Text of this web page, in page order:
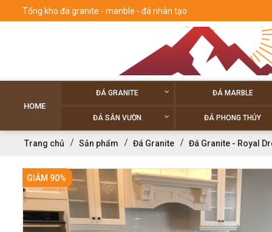
Tổng kho đá granite - manble - đá nhân tạo
HOME
ĐÁ GRANITE ĐÁ MARBLE
ĐÁ SÂN VƯỜN ĐÁ PHONG THỦY
Trang chủ Sản phẩm Đá Granite Đá Granite - Royal
GIẢM 90%